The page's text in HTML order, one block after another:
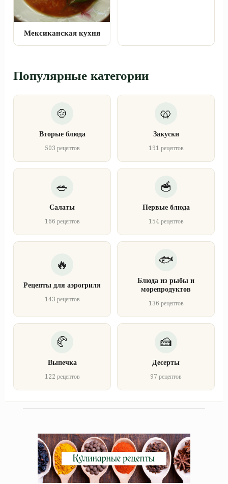
Мексиканская кухня
Популярные категории
Вторые блюда
503 рецептов
Закуски
191 рецептов
Салаты
166 рецептов
Первые блюда
154 рецептов
Рецепты для аэрогриля
143 рецептов
Блюда из рыбы и
морепродуктов
136 рецептов
Выпечка
122 рецептов
Десерты
97 рецептов